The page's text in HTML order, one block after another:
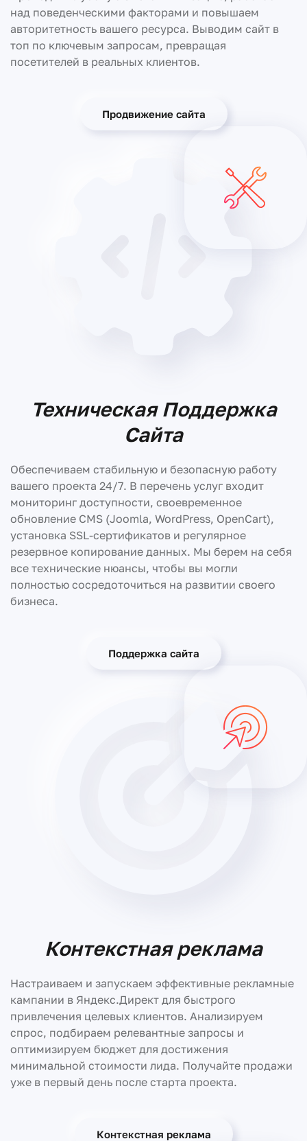
над поведенческими факторами и повышаем
авторитетность вашего ресурса. Выводим сайт в
топ по ключевым запросам, превращая
посетителей в реальных клиентов.
Продвижение сайта
Техническая Поддержка
Сайта
Обеспечиваем стабильную и безопасную работу
вашего проекта 24/7. В перечень услуг входит
мониторинг доступности, своевременное
обновление CMS (Joomla, WordPress, OpenCart),
установка SSL-сертификатов и регулярное
резервное копирование данных. Мы берем на себя
все технические нюансы, чтобы вы могли
полностью сосредоточиться на развитии своего
бизнеса.
Поддержка сайта
Контекстная реклама
Настраиваем и запускаем эффективные рекламные
кампании в Яндекс.Директ для быстрого
привлечения целевых клиентов. Анализируем
спрос, подбираем релевантные запросы и
оптимизируем бюджет для достижения
минимальной стоимости лида. Получайте продажи
уже в первый день после старта проекта.
Контекстная реклама